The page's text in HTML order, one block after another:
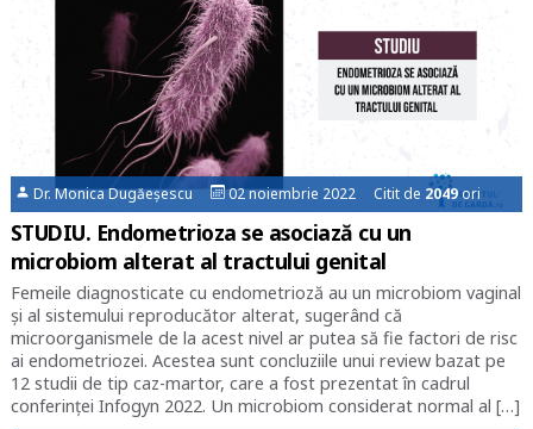
Dr. Monica Dugăeșescu 02 noiembrie 2022 Citit de 2049ori
STUDIU. Endometrioza se asociază cu un
microbiom alterat al tractului genital
Femeile diagnosticate cu endometrioză au un microbiom vaginal
şi al sistemului reproducător alterat, sugerând că
microorganismele de la acest nivel ar putea să fie factori de risc
ai endometriozei. Acestea sunt concluziile unui review bazat pe
12 studii de tip caz-martor, care a fost prezentat în cadrul
conferinţei Infogyn 2022. Un microbiom considerat normal al […]